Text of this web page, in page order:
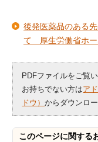
後発医薬品のある
て 厚生労働省ホー
PDFファイルをご覧
お持ちでない方はア
ドウ）からダウンロ
このページに関する